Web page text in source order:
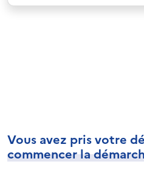
Vous avez pris votre
commencer la